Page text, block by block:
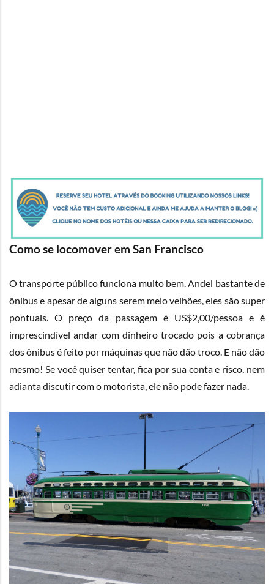
Como se locomover em San Francisco
O transporte público funciona muito bem. Andei bastante de
ônibus e apesar de alguns serem meio velhões, eles são super
pontuais. O preço da passagem é US$2,00/pessoa e é
imprescindível andar com dinheiro trocado pois a cobrança
dos ônibus é feito por máquinas que não dão troco. E não dão
mesmo! Se você quiser tentar, fica por sua conta e risco, nem
adianta discutir com o motorista, ele não pode fazer nada.